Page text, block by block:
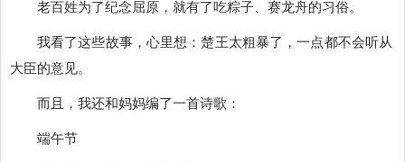
老百姓为了纪念屈原，就有了吃粽子、赛龙舟的习俗。
我看了这些故事，心里想：楚王太粗暴了，一点都不会听从
大臣的意见。
而且，我还和妈妈编了一首诗歌：
端午节